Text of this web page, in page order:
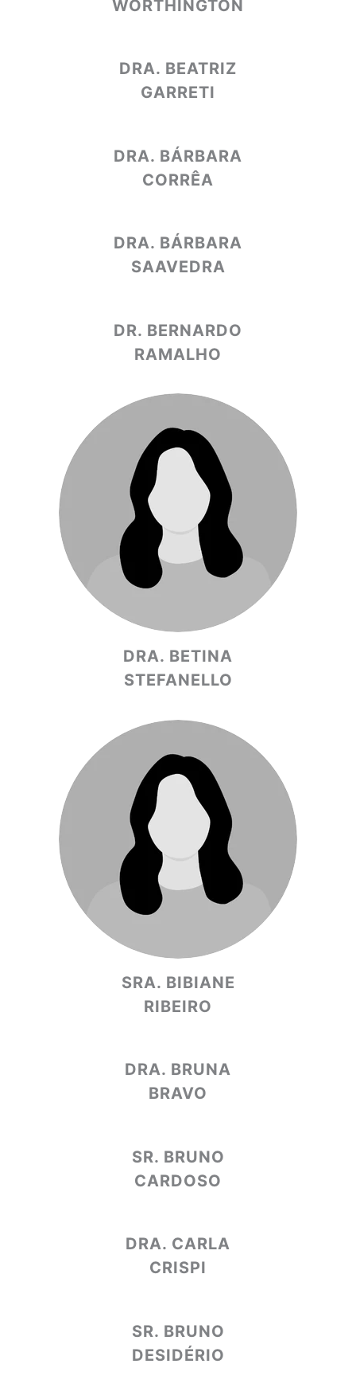
WORTHINGTON
DRA. BEATRIZ
GARRETI
DRA. BÁRBARA
CORRÊA
DRA. BÁRBARA
SAAVEDRA
DR. BERNARDO
RAMALHO
DRA. BETINA
STEFANELLO
SRA. BIBIANE
RIBEIRO
DRA. BRUNA
BRAVO
SR. BRUNO
CARDOSO
DRA. CARLA
CRISPI
SR. BRUNO
DESIDÉRIO